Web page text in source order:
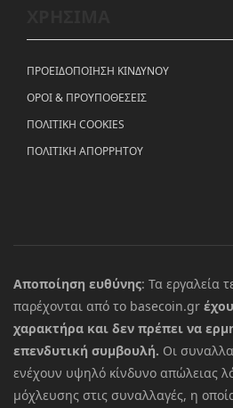
ΠΡΟΕΙΔΟΠΟΙΗΣΗ ΚΙΝΔΥΝΟΥ
ΟΡΟΙ & ΠΡΟΥΠΟΘΕΣΕΙΣ
ΠΟΛΙΤΙΚΗ COOKIES
ΠΟΛΙΤΙΚΗ ΑΠΟΡΡΗΤΟΥ
Αποποίηση ευθύνης: Τα εργαλεία
παρέχονται από το basecoin.gr
χαρακτήρα και δεν πρέπει να
επενδυτική συμβουλή. Οι
ενέχουν υψηλό κίνδυνο απώλειας
μόχλευσης στις συναλλαγές, η